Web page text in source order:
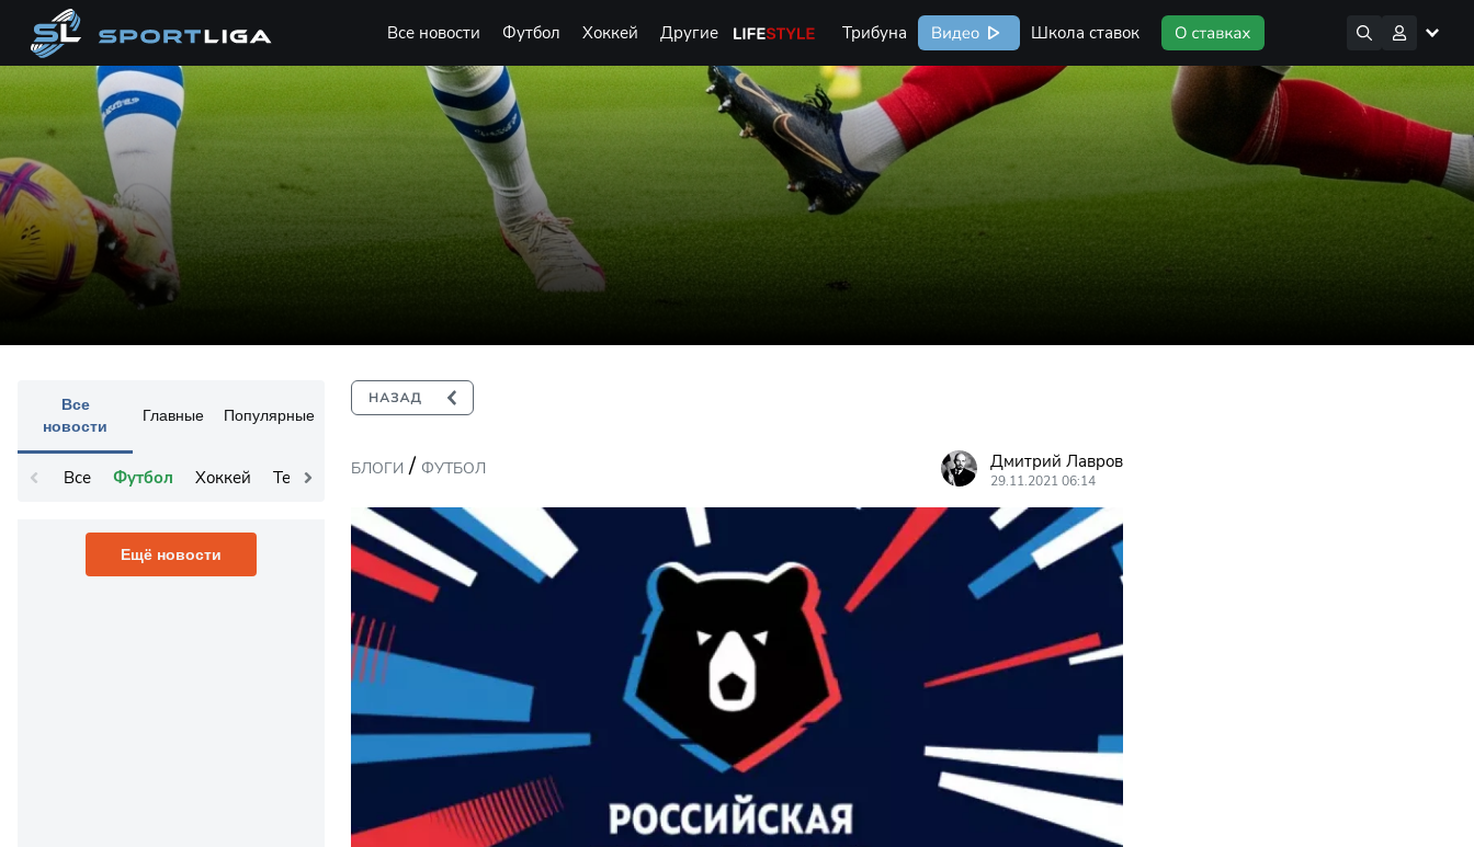
Все новости Футбол Хоккей Другие Life Style Трибуна Видео Школа ставок
Все
новости
Главные Популярные
Все Футбол Хоккей Теннис Остальное
Ещё новости
БЛОГИ / ФУТБОЛ Дмитрий Лавров
29.11.2021 06:14